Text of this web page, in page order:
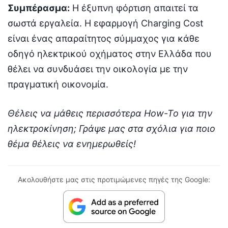
Συμπέρασμα: Η έξυπνη φόρτιση απαιτεί τα
σωστά εργαλεία. Η εφαρμογή Charging Cost
είναι ένας απαραίτητος σύμμαχος για κάθε
οδηγό ηλεκτρικού οχήματος στην Ελλάδα που
θέλει να συνδυάσει την οικολογία με την
πραγματική οικονομία.
Θέλεις να μάθεις περισσότερα How-To για την
ηλεκτροκίνηση; Γράψε μας στα σχόλια για ποιο
θέμα θέλεις να ενημερωθείς!
Ακολουθήστε μας στις προτιμώμενες πηγές της Google: